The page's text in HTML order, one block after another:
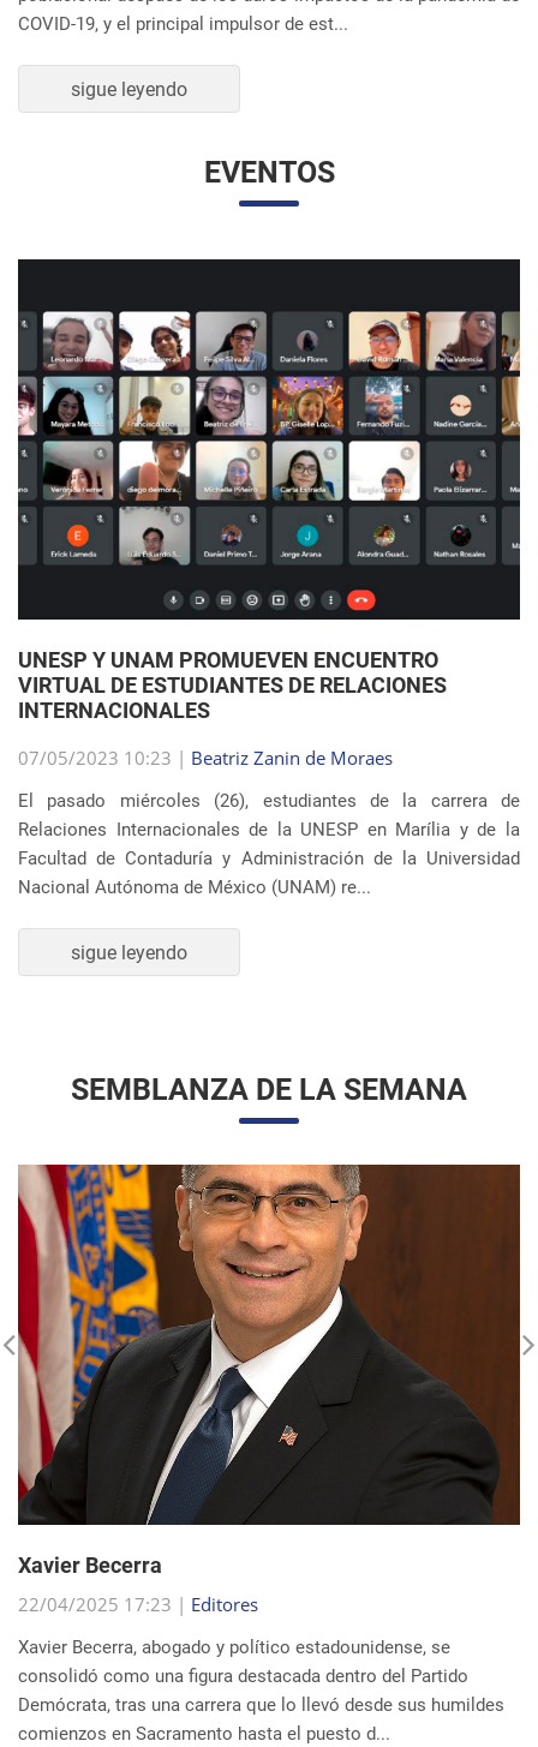
UNESP Y UNAM PROMUEVEN ENCUENTRO
VIRTUAL DE ESTUDIANTES DE RELACIONES
INTERNACIONALES
07/05/2023 10:23 | Beatriz Zanin de Moraes
El pasado miércoles (26), estudiantes de la carrera de
Facultad de Contaduría y Administración de la Universidad
Nacional Autónoma de México (UNAM) re...
sigue leyendo
SEMBLANZA DE LA SEMANA
Xavier Becerra
22/04/2025 17:23 |Editores
Xavier Becerra, abogado y político estadounidense, se
consolidó como una figura destacada dentro del Partido
Demócrata, tras una carrera que lo llevó desde sus humildes
sigue leyendo
buscar noticias